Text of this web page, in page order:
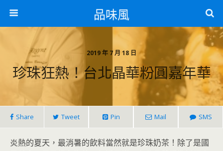
品味風
2019 年 7 月 18 日
珍珠狂熱！台北晶華粉圓嘉年華
Share Tweet Pin Mail SMS
炎熱的夏天，最消暑的飲料當然就是珍珠奶茶！除了是國